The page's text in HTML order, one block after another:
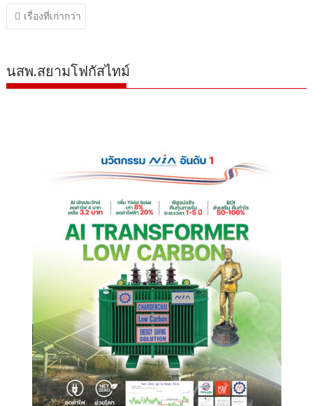
แนะแนว
เรื่อง
เรื่องที่เก่ากว่า
นสพ.สยามโฟกัสไทม์